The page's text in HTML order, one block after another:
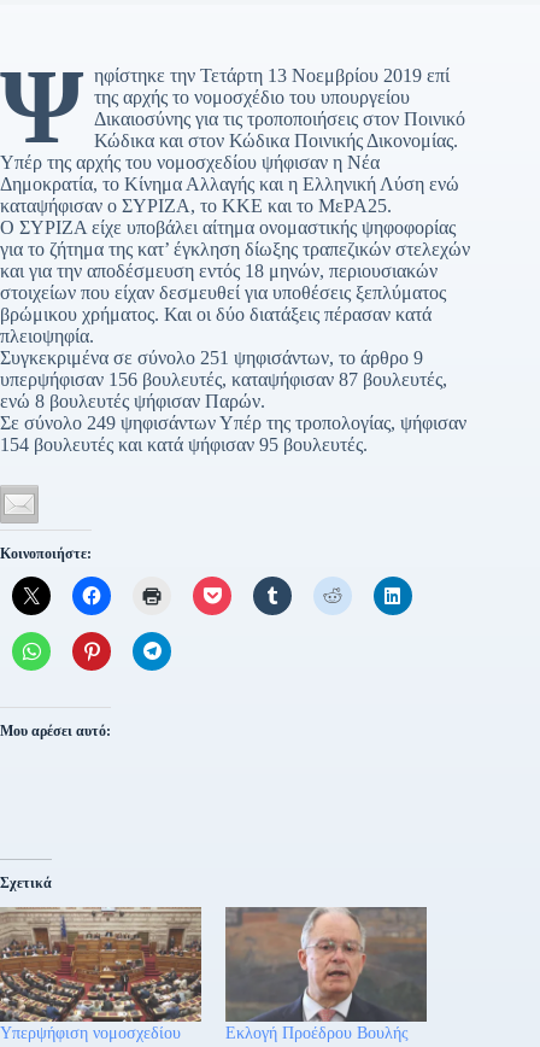
Ψ ηφίστηκε την Τετάρτη 13 Νοεμβρίου 2019 επί
της αρχής το νομοσχέδιο του υπουργείου
Δικαιοσύνης για τις τροποποιήσεις στον Ποινικό
Κώδικα και στον Κώδικα Ποινικής Δικονομίας.
Υπέρ της αρχής του νομοσχεδίου ψήφισαν η Νέα
Δημοκρατία, το Κίνημα Αλλαγής και η Ελληνική Λύση ενώ
καταψήφισαν ο ΣΥΡΙΖΑ, το ΚΚΕ και το ΜεΡΑ25.
Ο ΣΥΡΙΖΑ είχε υποβάλει αίτημα ονομαστικής ψηφοφορίας
για το ζήτημα της κατ’ έγκληση δίωξης τραπεζικών στελεχών
και για την αποδέσμευση εντός 18 μηνών, περιουσιακών
στοιχείων που είχαν δεσμευθεί για υποθέσεις ξεπλύματος
βρώμικου χρήματος. Και οι δύο διατάξεις πέρασαν κατά
πλειοψηφία.
Συγκεκριμένα σε σύνολο 251 ψηφισάντων, το άρθρο 9
υπερψήφισαν 156 βουλευτές, καταψήφισαν 87 βουλευτές,
ενώ 8 βουλευτές ψήφισαν Παρών.
Σε σύνολο 249 ψηφισάντων Υπέρ της τροπολογίας, ψήφισαν
154 βουλευτές και κατά ψήφισαν 95 βουλευτές.
Κοινοποιήστε:
Μου αρέσει αυτό:
Σχετικά
Υπερψήφιση νομοσχεδίου
Εκλογή Προέδρου Βουλής